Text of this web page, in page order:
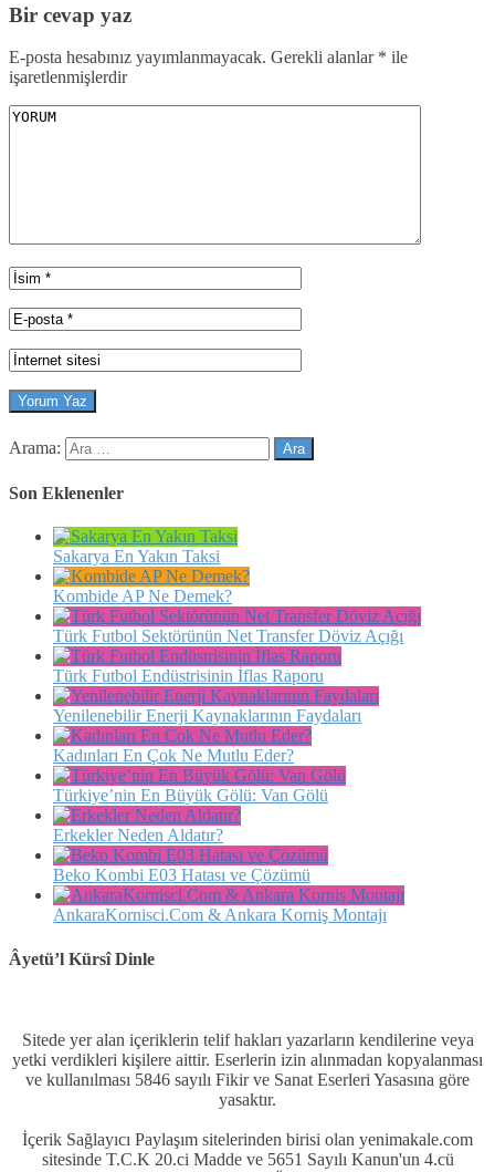
Bir cevap yaz
E-posta hesabınız yayımlanmayacak. Gerekli alanlar * ile
işaretlenmişlerdir
Arama:
Son Eklenenler
Sakarya En Yakın Taksi
Kombide AP Ne Demek?
Türk Futbol Sektörünün Net Transfer Döviz Açığı
Türk Futbol Endüstrisinin İflas Raporu
Yenilenebilir Enerji Kaynaklarının Faydaları
Kadınları En Çok Ne Mutlu Eder?
Türkiye’nin En Büyük Gölü: Van Gölü
Erkekler Neden Aldatır?
Beko Kombi E03 Hatası ve Çözümü
AnkaraKornisci.Com & Ankara Korniş Montajı
Âyetü’l Kürsî Dinle
Sitede yer alan içeriklerin telif hakları yazarların kendilerine veya
yetki verdikleri kişilere aittir. Eserlerin izin alınmadan kopyalanması
ve kullanılması 5846 sayılı Fikir ve Sanat Eserleri Yasasına göre
yasaktır.
İçerik Sağlayıcı Paylaşım sitelerinden birisi olan yenimakale.com
sitesinde T.C.K 20.ci Madde ve 5651 Sayılı Kanun'un 4.cü